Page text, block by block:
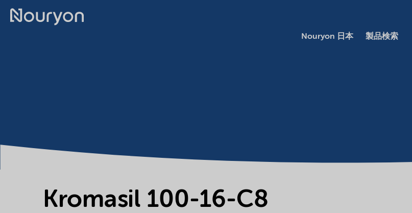
Nouryon 日本 製品検索
Kromasil 100-16-C8